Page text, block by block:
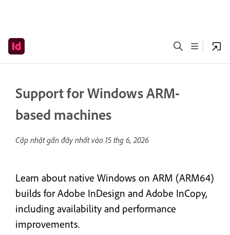
Support for Windows ARM-
based machines
Cập nhật gần đây nhất vào 15 thg 6, 2026
Learn about native Windows on ARM (ARM64)
builds for Adobe InDesign and Adobe InCopy,
including availability and performance
improvements.